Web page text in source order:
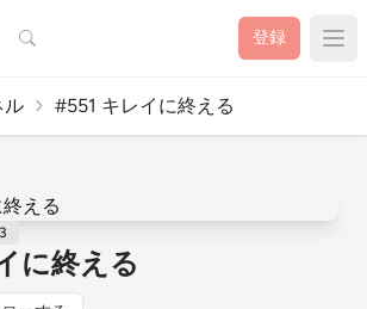
検索 登録
ル #551 キレイに終える
に終える